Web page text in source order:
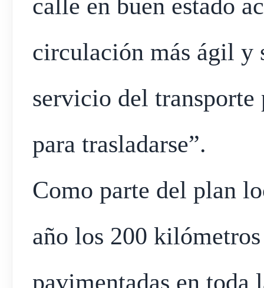
calle en buen estado
circulación más ágil y
servicio del
para trasladarse”.
Como parte del plan
año los 200
pavimentadas en toda